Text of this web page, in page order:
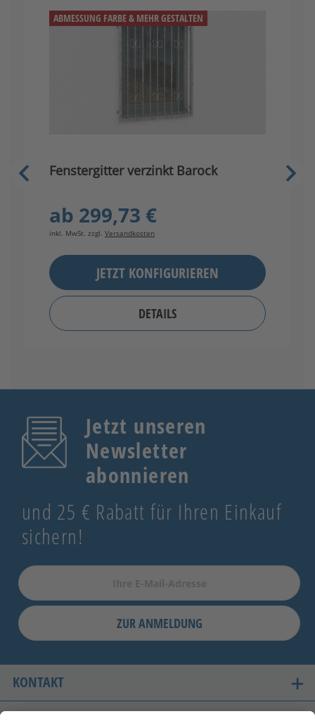
ABMESSUNG FARBE & MEHR GESTALTEN
Fenstergitter verzinkt Barock
ab 299,73 €
inkl. MwSt. zzgl. Versandkosten
JETZT KONFIGURIEREN
DETAILS
Jetzt unseren
Newsletter
abonnieren
und 25 € Rabatt für Ihren Einkauf
sichern!
ZUR ANMELDUNG
KONTAKT